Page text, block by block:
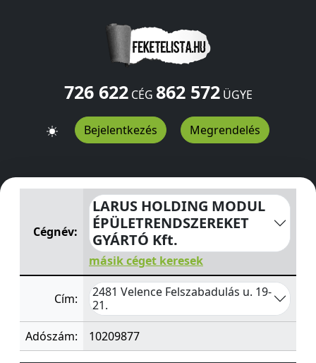
726 622CÉG 862 572ÜGYE
Bejelentkezés Megrendelés
LARUS HOLDING MODUL ÉPÜLETRENDSZEREKET
Cégnév:
LARUS HOLDING MODUL
ÉPÜLETRENDSZEREKET
GYÁRTÓ Kft.
másik céget keresek
Cím:
2481 Velence Felszabadulás u. 19-
21.
Adószám:
10209877